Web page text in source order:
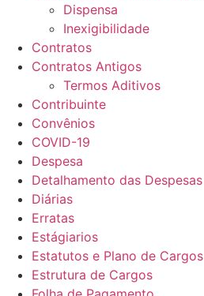
Dispensa
Inexigibilidade
Contratos
Contratos Antigos
Termos Aditivos
Contribuinte
Convênios
COVID-19
Despesa
Detalhamento das Despesas
Diárias
Erratas
Estágiarios
Estatutos e Plano de Cargos
Estrutura de Cargos